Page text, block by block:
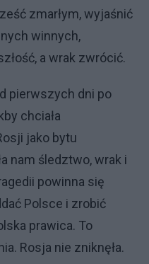
zmarłym, wyjaśnić
winnych,
a wrak zwrócić.
pierwszych dni po
chciała
jako bytu
nam śledztwo, wrak i
powinna się
Polsce i zrobić
prawica. To
Rosja nie zniknęła.